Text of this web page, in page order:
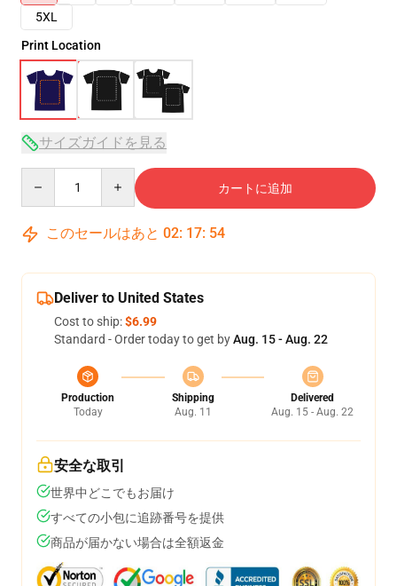
5XL
Print Location
サイズガイドを見る
カートに追加
このセールはあと 02: 17: 53
Deliver to United States
Cost to ship:$6.99
Standard - Order today to get byAug. 15 - Aug. 22
Production
Today
Shipping
Aug. 11
Delivered
Aug. 15 - Aug. 22
安全な取引
世界中どこでもお届け
すべての小包に追跡番号を提供
商品が届かない場合は全額返金